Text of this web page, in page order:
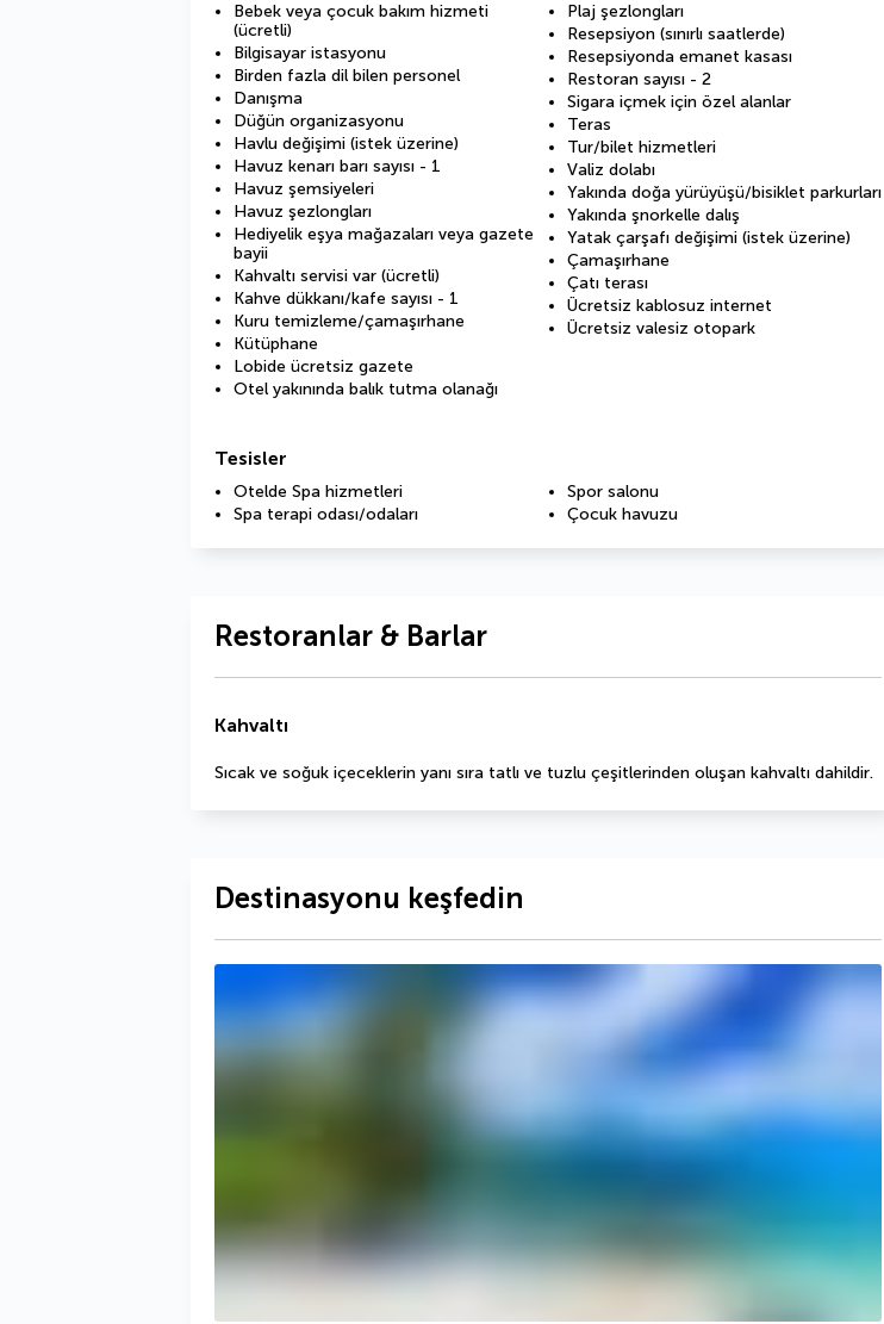
Bebek veya çocuk bakım hizmeti
(ücretli)
Bilgisayar istasyonu
Birden fazla dil bilen personel
Danışma
Düğün organizasyonu
Havlu değişimi (istek üzerine)
Havuz kenarı barı sayısı - 1
Havuz şemsiyeleri
Havuz şezlongları
Hediyelik eşya mağazaları veya gazete
bayii
Kahvaltı servisi var (ücretli)
Kahve dükkanı/kafe sayısı - 1
Kuru temizleme/çamaşırhane
Kütüphane
Lobide ücretsiz gazete
Otel yakınında balık tutma olanağı
Plaj şezlongları
Resepsiyon (sınırlı saatlerde)
Resepsiyonda emanet kasası
Restoran sayısı - 2
Sigara içmek için özel alanlar
Teras
Tur/bilet hizmetleri
Valiz dolabı
Yakında doğa yürüyüşü/bisiklet parkurları
Yakında şnorkelle dalış
Yatak çarşafı değişimi (istek üzerine)
Çamaşırhane
Çatı terası
Ücretsiz kablosuz internet
Ücretsiz valesiz otopark
Tesisler
Otelde Spa hizmetleri
Spa terapi odası/odaları
Spor salonu
Çocuk havuzu
Restoranlar & Barlar
Kahvaltı
Sıcak ve soğuk içeceklerin yanı sıra tatlı ve tuzlu çeşitlerinden oluşan kahvaltı dahildir.
Destinasyonu keşfedin